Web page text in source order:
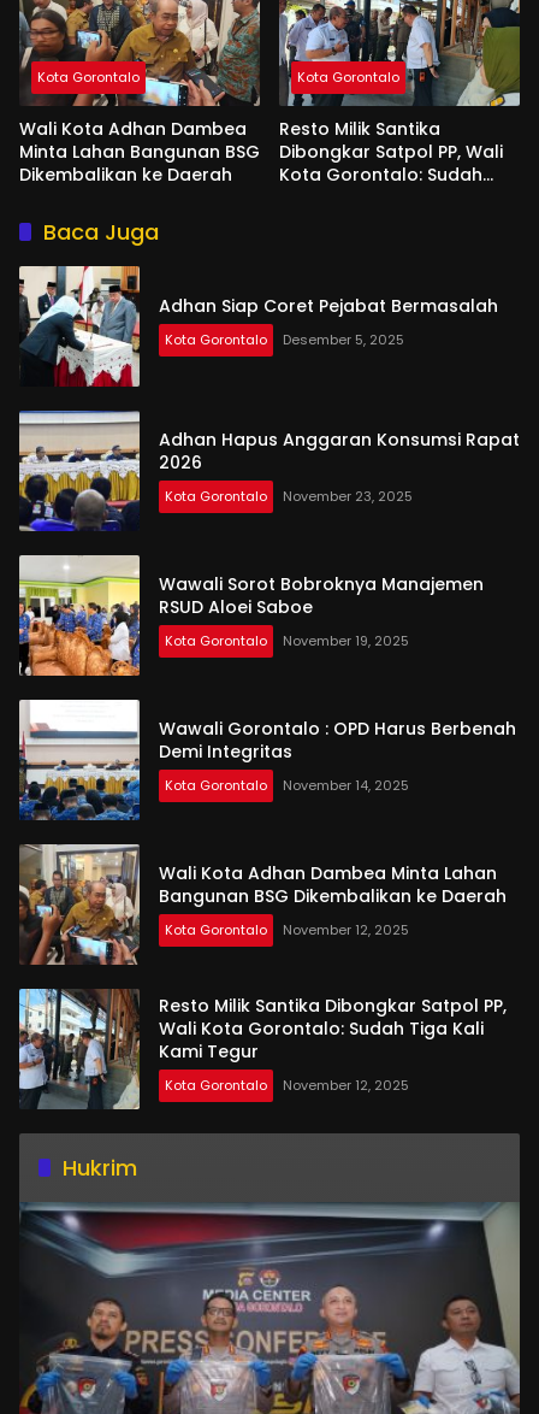
Kota Gorontalo
Wali Kota Adhan Dambea
Minta Lahan Bangunan BSG
Dikembalikan ke Daerah
Kota Gorontalo
Resto Milik Santika
Dibongkar Satpol PP, Wali
Kota Gorontalo: Sudah
Baca Juga
Adhan Siap Coret Pejabat Bermasalah
Kota Gorontalo Desember 5, 2025
Adhan Hapus Anggaran Konsumsi Rapat
2026
Kota Gorontalo November 23, 2025
Wawali Sorot Bobroknya Manajemen
RSUD Aloei Saboe
Kota Gorontalo November 19, 2025
Wawali Gorontalo : OPD Harus Berbenah
Demi Integritas
Kota Gorontalo November 14, 2025
Wali Kota Adhan Dambea Minta Lahan
Bangunan BSG Dikembalikan ke Daerah
Kota Gorontalo November 12, 2025
Resto Milik Santika Dibongkar Satpol PP,
Wali Kota Gorontalo: Sudah Tiga Kali
Kami Tegur
Kota Gorontalo November 12, 2025
Hukrim